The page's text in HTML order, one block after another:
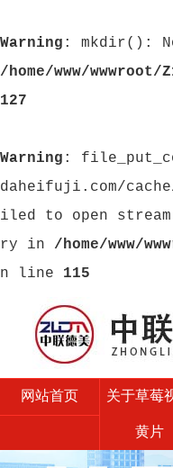
Warning
: mkdir():
/home/www/wwwroot/
127
Warning : file_put_contents(./cachefile_yuan/
daheifuji.com/
iled to open
ry in /home/www/
n line 115
网站首页 关于草莓
黄片